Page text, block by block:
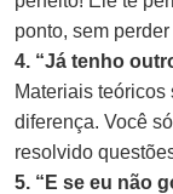
ponto, sem
4. “Já tenho
Materiais teóricos
diferença. Você
resolvido
5. “E se eu não